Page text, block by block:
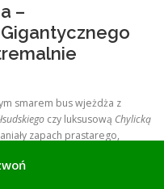
–
smarem bus wjeżdża z
czy luksusową Chylicką
zapach prastarego,
z lokalnych tężni i…
pieniędzy.